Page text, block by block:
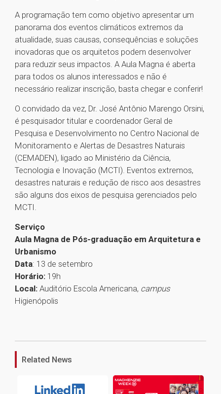
A programação tem como objetivo apresentar um
panorama dos eventos climáticos extremos da
atualidade, suas causas, consequências e soluções
inovadoras que os arquitetos podem desenvolver
para reduzir seus impactos. A Aula Magna é aberta
para todos os alunos interessados e não é
necessário realizar inscrição, basta chegar e conferir!
O convidado da vez, Dr. José Antônio Marengo Orsini,
é pesquisador titular e coordenador Geral de
Pesquisa e Desenvolvimento no Centro Nacional de
Monitoramento e Alertas de Desastres Naturais
(CEMADEN), ligado ao Ministério da Ciência,
Tecnologia e Inovação (MCTI). Eventos extremos,
desastres naturais e redução de risco aos desastres
são alguns dos eixos de pesquisa gerenciados pelo
MCTI.
Serviço
Aula Magna de Pós-graduação em Arquitetura e
Urbanismo
Data: 13 de setembro
Horário: 19h
Local: Auditório Escola Americana, campus
Higienópolis
Related News